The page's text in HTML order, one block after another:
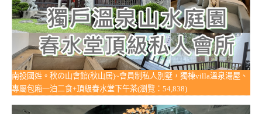
南投國姓。秋の山會館(秋山居)~會員制私人別墅，獨棟villa溫泉湯屋、
專屬包廂一泊二食+頂級春水堂下午茶(瀏覽：54,838)